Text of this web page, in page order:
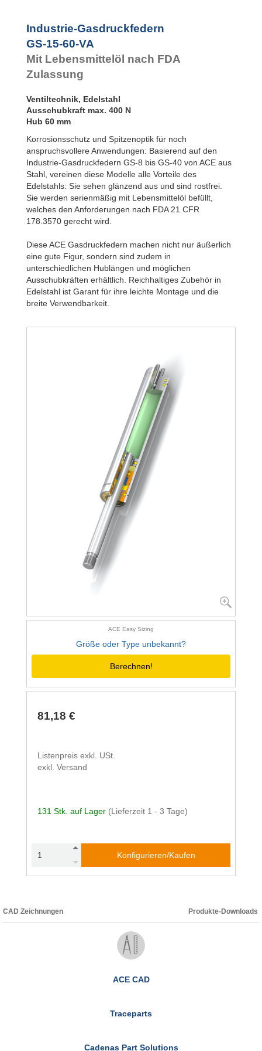
GS-28-VA
Industrie-Gasdruckfedern
GS-15-60-VA
Mit Lebensmittelöl nach FDA
Zulassung
Ventiltechnik, Edelstahl
Ausschubkraft max. 400 N
Hub 60 mm
Korrosionsschutz und Spitzenoptik für noch
anspruchsvollere Anwendungen: Basierend auf den
Industrie-Gasdruckfedern GS-8 bis GS-40 von ACE aus
Stahl, vereinen diese Modelle alle Vorteile des
Edelstahls: Sie sehen glänzend aus und sind rostfrei.
Sie werden serienmäßig mit Lebensmittelöl befüllt,
welches den Anforderungen nach FDA 21 CFR
178.3570 gerecht wird.
Diese ACE Gasdruckfedern machen nicht nur äußerlich
eine gute Figur, sondern sind zudem in
unterschiedlichen Hublängen und möglichen
Ausschubkräften erhältlich. Reichhaltiges Zubehör in
Edelstahl ist Garant für ihre leichte Montage und die
breite Verwendbarkeit.
ACE Easy Sizing
Größe oder Type unbekannt?
Berechnen!
81,18 €
Listenpreis exkl. USt.
exkl. Versand
131 Stk. auf Lager (Lieferzeit 1 - 3 Tage)
Konfigurieren/Kaufen
CAD Zeichnungen Produkte-Downloads
ACE CAD
Traceparts
Cadenas Part Solutions